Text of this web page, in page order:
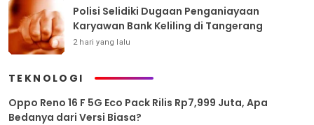
Polisi Selidiki Dugaan Penganiayaan
Karyawan Bank Keliling di Tangerang
2 hari yang lalu
TEKNOLOGI
Oppo Reno 16 F 5G Eco Pack Rilis Rp7,999 Juta, Apa
Bedanya dari Versi Biasa?